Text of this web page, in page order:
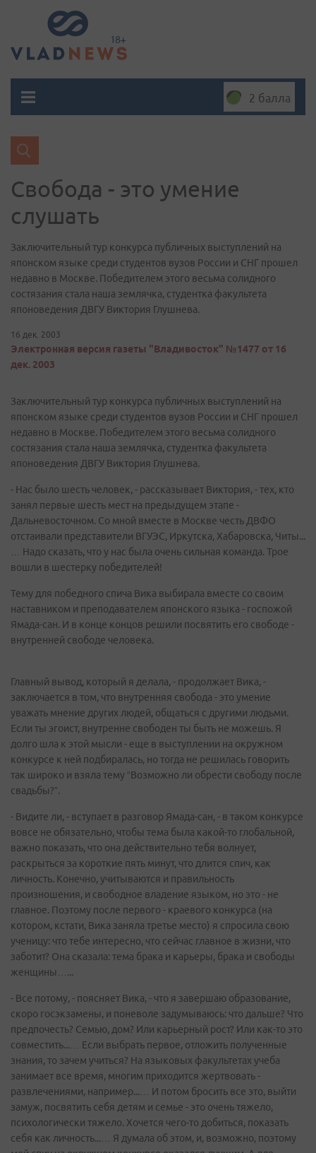
2 балла
Свобода - это умение
слушать
Заключительный тур конкурса публичных выступлений на
японском языке среди студентов вузов России и СНГ прошел
недавно в Москве. Победителем этого весьма солидного
состязания стала наша землячка, студентка факультета
японоведения ДВГУ Виктория Глушнева.
16 дек. 2003
Электронная версия газеты "Владивосток" №1477 от 16
дек. 2003
Заключительный тур конкурса публичных выступлений на
японском языке среди студентов вузов России и СНГ прошел
недавно в Москве. Победителем этого весьма солидного
состязания стала наша землячка, студентка факультета
японоведения ДВГУ Виктория Глушнева.
- Нас было шесть человек, - рассказывает Виктория, - тех, кто
занял первые шесть мест на предыдущем этапе -
Дальневосточном. Со мной вместе в Москве честь ДВФО
отстаивали представители ВГУЭС, Иркутска, Хабаровска, Читы...
… Надо сказать, что у нас была очень сильная команда. Трое
вошли в шестерку победителей!
Тему для победного спича Вика выбирала вместе со своим
наставником и преподавателем японского языка - госпожой
Ямада-сан. И в конце концов решили посвятить его свободе -
внутренней свободе человека.
Главный вывод, который я делала, - продолжает Вика, -
заключается в том, что внутренняя свобода - это умение
уважать мнение других людей, общаться с другими людьми.
Если ты эгоист, внутренне свободен ты быть не можешь. Я
долго шла к этой мысли - еще в выступлении на окружном
конкурсе к ней подбиралась, но тогда не решилась говорить
так широко и взяла тему “Возможно ли обрести свободу после
свадьбы?”.
- Видите ли, - вступает в разговор Ямада-сан, - в таком конкурсе
вовсе не обязательно, чтобы тема была какой-то глобальной,
важно показать, что она действительно тебя волнует,
раскрыться за короткие пять минут, что длится спич, как
личность. Конечно, учитываются и правильность
произношения, и свободное владение языком, но это - не
главное. Поэтому после первого - краевого конкурса (на
котором, кстати, Вика заняла третье место) я спросила свою
ученицу: что тебе интересно, что сейчас главное в жизни, что
заботит? Она сказала: тема брака и карьеры, брака и свободы
женщины…...
- Все потому, - поясняет Вика, - что я завершаю образование,
скоро госэкзамены, и поневоле задумываюсь: что дальше? Что
предпочесть? Семью, дом? Или карьерный рост? Или как-то это
совместить...… Если выбрать первое, отложить полученные
знания, то зачем учиться? На языковых факультетах учеба
занимает все время, многим приходится жертвовать -
развлечениями, например...… И потом бросить все это, выйти
замуж, посвятить себя детям и семье - это очень тяжело,
психологически тяжело. Хочется чего-то добиться, показать
себя как личность...… Я думала об этом, и, возможно, поэтому